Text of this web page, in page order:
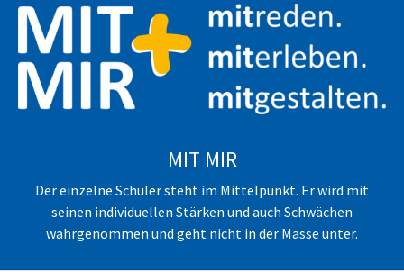
MIT MIR
Der einzelne Schüler steht im Mittelpunkt. Er wird mit
seinen individuellen Stärken und auch Schwächen
wahrgenommen und geht nicht in der Masse unter.